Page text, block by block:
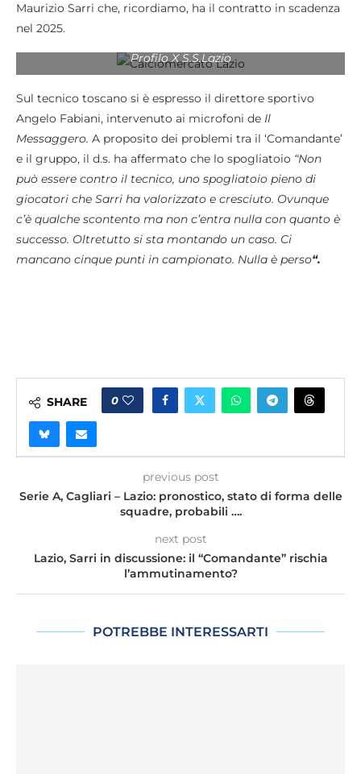
Maurizio Sarri che, ricordiamo, ha il contratto in scadenza
nel 2025.
Profilo X S.S.Lazio
Sul tecnico toscano si è espresso il direttore sportivo
Angelo Fabiani, intervenuto ai microfoni de Il
Messaggero. A proposito dei problemi tra il ‘Comandante’
e il gruppo, il d.s. ha affermato che lo spogliatoio “Non
può essere contro il tecnico, uno spogliatoio pieno di
giocatori che Sarri ha valorizzato e cresciuto. Ovunque
c’è qualche scontento ma non c’entra nulla con quanto è
successo. Oltretutto si sta montando un caso. Ci
mancano cinque punti in campionato. Nulla è perso“.
SHARE 0
previous post
Serie A, Cagliari – Lazio: pronostico, stato di forma delle
squadre, probabili ….
next post
Lazio, Sarri in discussione: il “Comandante” rischia
l’ammutinamento?
POTREBBE INTERESSARTI